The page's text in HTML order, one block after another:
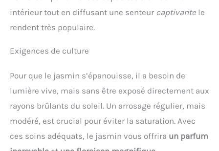
intérieur tout en diffusant une senteur captivante le
rendent très populaire.
Exigences de culture
Pour que le jasmin s’épanouisse, il a besoin de
lumière vive, mais sans être exposé directement aux
rayons brûlants du soleil. Un arrosage régulier, mais
modéré, est crucial pour éviter la saturation. Avec
ces soins adéquats, le jasmin vous offrira un parfum